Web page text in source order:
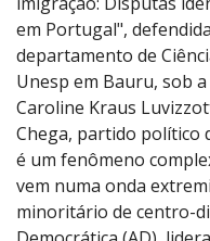
em Portugal",
departamento de
Unesp em Bauru, sob
Caroline Kraus
Chega, partido político
é um fenômeno
vem numa onda
minoritário de centro-